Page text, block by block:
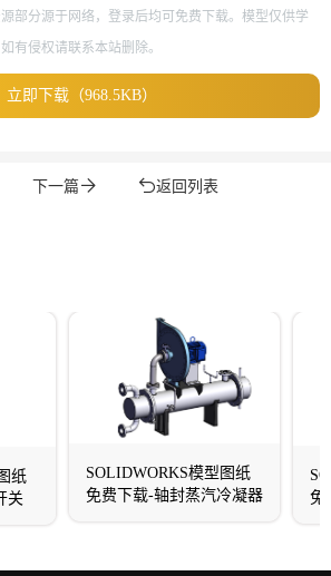
部分源于网络，登录后均可免费下载。模型仅供学
有侵权请联系本站删除。
立即下载（968.5KB）
下一篇 返回列表
纸
关
SOLIDWORKS模型图纸
免费下载-轴封蒸汽冷凝器
免